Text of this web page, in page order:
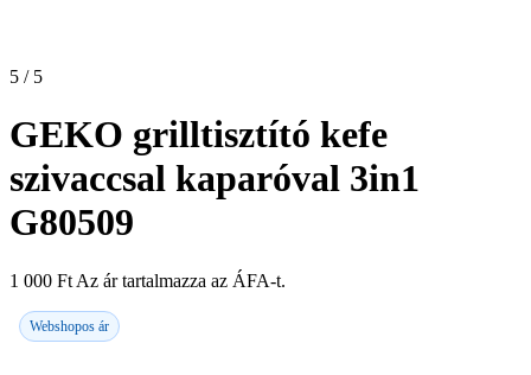
5 / 5
GEKO grilltisztító kefe
szivaccsal kaparóval 3in1
G80509
1 000 Ft Az ár tartalmazza az ÁFA-t.
Webshopos ár